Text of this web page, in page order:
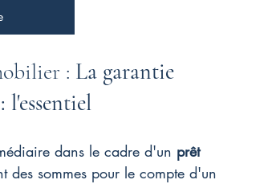
: La garantie
dans le cadre d'un prêt
des sommes pour le compte d'un